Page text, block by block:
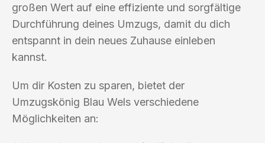
großen Wert auf eine effiziente und sorgfältige
Durchführung deines Umzugs, damit du dich
entspannt in dein neues Zuhause einleben
kannst.
Um dir Kosten zu sparen, bietet der
Umzugskönig Blau Wels verschiedene
Möglichkeiten an: